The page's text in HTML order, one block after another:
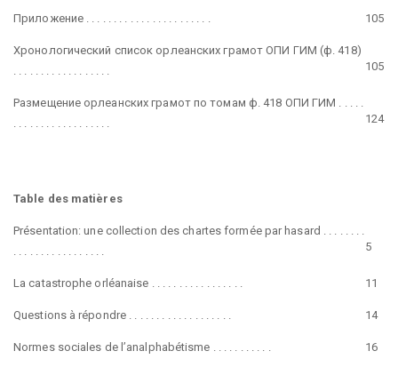
Приложение . . . . . . . . . . . . . . . . . . . . . . . 105
Хронологический список орлеанских грамот ОПИ ГИМ (ф. 418)
. . . . . . . . . . . . . . . . . .
105
Размещение орлеанских грамот по томам ф. 418 ОПИ ГИМ . . . . .
. . . . . . . . . . . . . . . . . .
124
Table des matières
Présentation: une collection des chartes formée par hasard . . . . . . . .
. . . . . . . . . . . . . . . . .
5
La catastrophe orléanaise . . . . . . . . . . . . . . . . . 11
Questions à répondre . . . . . . . . . . . . . . . . . . . 14
Normes sociales de l’analphabétisme . . . . . . . . . . . 16